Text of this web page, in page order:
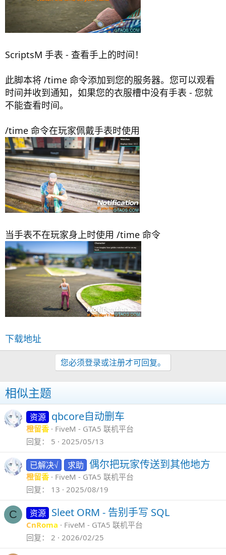
ScriptsM 手表 - 查看手上的时间！
此脚本将 /time 命令添加到您的服务器。您可以观看
时间并收到通知，如果您的衣服槽中没有手表 - 您就
不能查看时间。
/time 命令在玩家佩戴手表时使用
当手表不在玩家身上时使用 /time 命令
下载地址
您必须登录或注册才可回复。
相似主题
资源 qbcore自动删车
橙留香
FiveM - GTA5 联机平台
回复
5 2025/05/13
已解决√ 求助 偶尔把玩家传送到其他地方
橙留香
FiveM - GTA5 联机平台
回复
13 2025/08/19
C 资源 Sleet ORM - 告别手写 SQL
CnRoma
FiveM - GTA5 联机平台
回复
2 2026/02/25